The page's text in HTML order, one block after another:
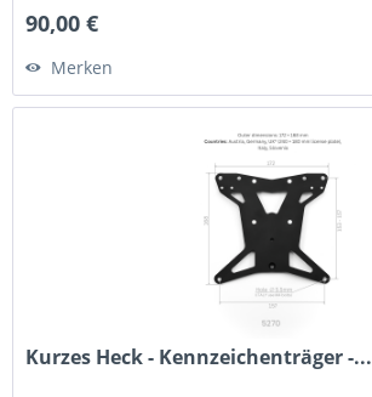
90,00 €
Merken
Kurzes Heck - Kennzeichenträger -...